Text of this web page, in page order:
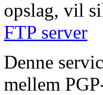
opslag, vil
FTP server
Denne
mellem